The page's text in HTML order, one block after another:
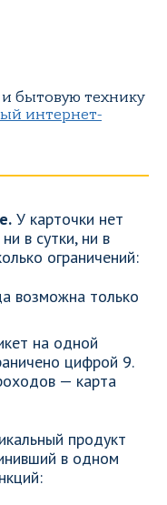
бытовую технику
интернет-
У карточки нет
в сутки, ни в
ограничений:
возможна только
на одной
цифрой 9.
— карта
продукт
в одном